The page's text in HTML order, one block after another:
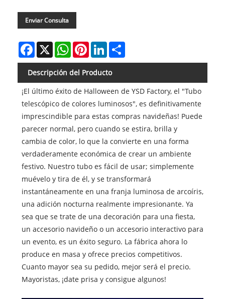
Enviar Consulta
Facebook
X WhatsAppPinterestLinkedIn
Descripción del Producto
¡El último éxito de Halloween de YSD Factory, el "Tubo
telescópico de colores luminosos", es definitivamente
imprescindible para estas compras navideñas! Puede
parecer normal, pero cuando se estira, brilla y
cambia de color, lo que la convierte en una forma
verdaderamente económica de crear un ambiente
festivo. Nuestro tubo es fácil de usar; simplemente
muévelo y tira de él, y se transformará
instantáneamente en una franja luminosa de arcoíris,
una adición nocturna realmente impresionante. Ya
sea que se trate de una decoración para una fiesta,
un accesorio navideño o un accesorio interactivo para
un evento, es un éxito seguro. La fábrica ahora lo
produce en masa y ofrece precios competitivos.
Cuanto mayor sea su pedido, mejor será el precio.
Mayoristas, ¡date prisa y consigue algunos!